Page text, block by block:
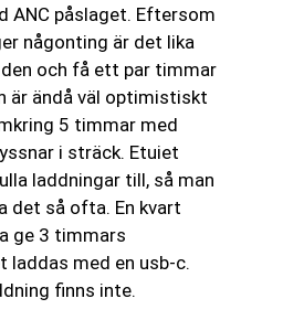
ANC påslaget. Eftersom
någonting är det lika
och få ett par timmar
är ändå väl optimistiskt
5 timmar med
i sträck. Etuiet
laddningar till, så man
det så ofta. En kvart
ge 3 timmars
laddas med en usb-c.
finns inte.